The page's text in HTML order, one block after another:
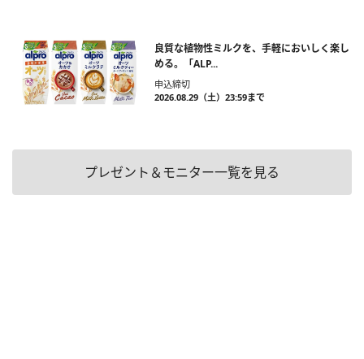
良質な植物性ミルクを、手軽においしく楽し
める。「ALP...
申込締切
2026.08.29（土）23:59まで
プレゼント＆モニター一覧を見る